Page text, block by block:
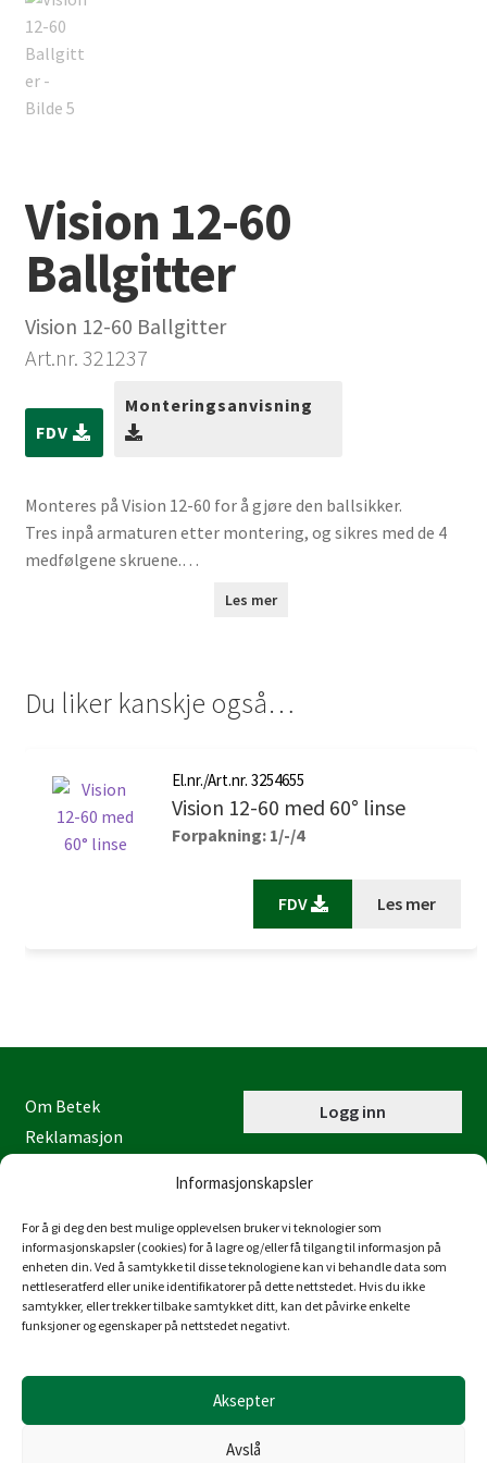
Informasjonskapsler
For å gi deg den best mulige opplevelsen bruker vi teknologier som
informasjonskapsler (cookies) for å lagre og/eller få tilgang til informasjon på
enheten din. Ved å samtykke til disse teknologiene kan vi behandle data som
nettleseratferd eller unike identifikatorer på dette nettstedet. Hvis du ikke
samtykker, eller trekker tilbake samtykket ditt, kan det påvirke enkelte
funksjoner og egenskaper på nettstedet negativt.
Aksepter
Avslå
Vision 12-60
Ballgitter
Vision 12-60 Ballgitter
Art.nr. 321237
FDV
Monteringsanvisning
Monteres på Vision 12-60 for å gjøre den ballsikker.
Tres inpå armaturen etter montering, og sikres med de 4
medfølgene skruene.
Les mer
Du liker kanskje også…
El.nr./Art.nr. 3254655
Vision 12-60 med 60° linse
Forpakning: 1/-/4
FDV Les mer
Logg inn
Juraveien 4
4636 Kristiansand
Tlf: 38 53 15 00
Org.nr.: 980 832 481
Om Betek
Reklamasjon
Personvernerklæring
Åpenhetsloven